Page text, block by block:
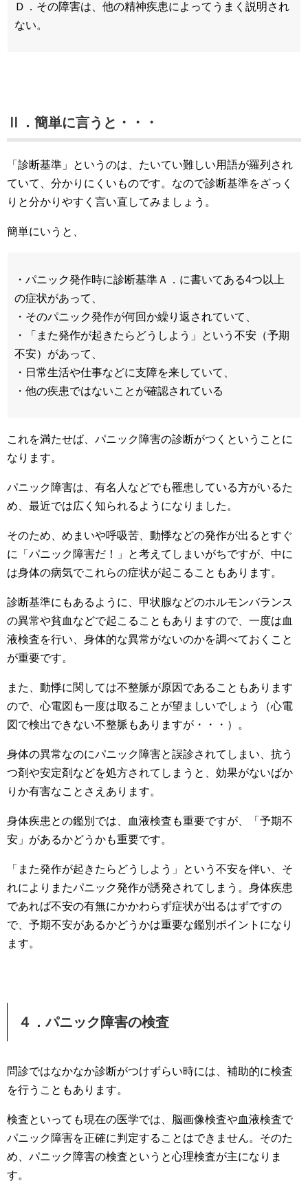
Ｄ．その障害は、他の精神疾患によってうまく説明され
ない。
Ⅱ．簡単に言うと・・・
「診断基準」というのは、たいてい難しい用語が羅列され
ていて、分かりにくいものです。なので診断基準をざっく
りと分かりやすく言い直してみましょう。
簡単にいうと、
・パニック発作時に診断基準Ａ．に書いてある4つ以上
の症状があって、
・そのパニック発作が何回か繰り返されていて、
・「また発作が起きたらどうしよう」という不安（予期
不安）があって、
・日常生活や仕事などに支障を来していて、
・他の疾患ではないことが確認されている
これを満たせば、パニック障害の診断がつくということに
なります。
パニック障害は、有名人などでも罹患している方がいるた
め、最近では広く知られるようになりました。
そのため、めまいや呼吸苦、動悸などの発作が出るとすぐ
に「パニック障害だ！」と考えてしまいがちですが、中に
は身体の病気でこれらの症状が起こることもあります。
診断基準にもあるように、甲状腺などのホルモンバランス
の異常や貧血などで起こることもありますので、一度は血
液検査を行い、身体的な異常がないのかを調べておくこと
が重要です。
また、動悸に関しては不整脈が原因であることもあります
ので、心電図も一度は取ることが望ましいでしょう（心電
図で検出できない不整脈もありますが・・・）。
身体の異常なのにパニック障害と誤診されてしまい、抗う
つ剤や安定剤などを処方されてしまうと、効果がないばか
りか有害なことさえあります。
身体疾患との鑑別では、血液検査も重要ですが、「予期不
安」があるかどうかも重要です。
「また発作が起きたらどうしよう」という不安を伴い、そ
れによりまたパニック発作が誘発されてしまう。身体疾患
であれば不安の有無にかかわらず症状が出るはずですの
で、予期不安があるかどうかは重要な鑑別ポイントになり
ます。
４．パニック障害の検査
問診ではなかなか診断がつけずらい時には、補助的に検査
を行うこともあります。
検査といっても現在の医学では、脳画像検査や血液検査で
パニック障害を正確に判定することはできません。そのた
め、パニック障害の検査というと心理検査が主になりま
す。